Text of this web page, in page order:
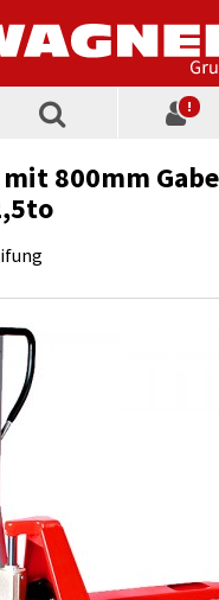
!
800mm